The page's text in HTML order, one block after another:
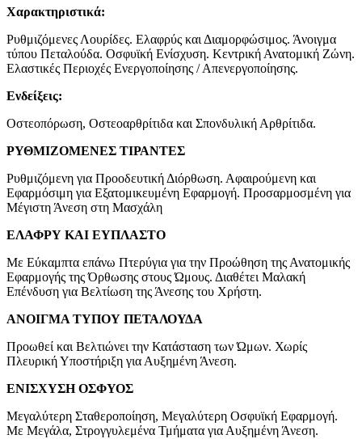
Χαρακτηριστικά:
Ρυθμιζόμενες Λουρίδες. Ελαφρύς και Διαμορφώσιμος. Άνοιγμα
τύπου Πεταλούδα. Οσφυϊκή Ενίσχυση. Κεντρική Ανατομική Ζώνη.
Ελαστικές Περιοχές Ενεργοποίησης / Απενεργοποίησης.
Ενδείξεις:
Οστεοπόρωση, Οστεοαρθρίτιδα και Σπονδυλική Αρθρίτιδα.
ΡΥΘΜΙΖΟΜΕΝΕΣ ΤΙΡΑΝΤΕΣ
Ρυθμιζόμενη για Προοδευτική Διόρθωση. Αφαιρούμενη και
Εφαρμόσιμη για Εξατομικευμένη Εφαρμογή. Προσαρμοσμένη για
Μέγιστη Άνεση στη Μασχάλη
ΕΛΑΦΡΥ ΚΑΙ ΕΥΠΛΑΣΤΟ
Με Εύκαμπτα επάνω Πτερύγια για την Προώθηση της Ανατομικής
Εφαρμογής της Όρθωσης στους Ώμους. Διαθέτει Μαλακή
Επένδυση για Βελτίωση της Άνεσης του Χρήστη.
ΑΝΟΙΓΜΑ ΤΥΠΟΥ ΠΕΤΑΛΟΥΔΑ
Προωθεί και Βελτιώνει την Κατάσταση των Ώμων. Χωρίς
Πλευρική Υποστήριξη για Αυξημένη Άνεση.
ΕΝΙΣΧΥΣΗ ΟΣΦΥΟΣ
Μεγαλύτερη Σταθεροποίηση, Μεγαλύτερη Οσφυϊκή Εφαρμογή.
Με Μεγάλα, Στρογγυλεμένα Τμήματα για Αυξημένη Άνεση.